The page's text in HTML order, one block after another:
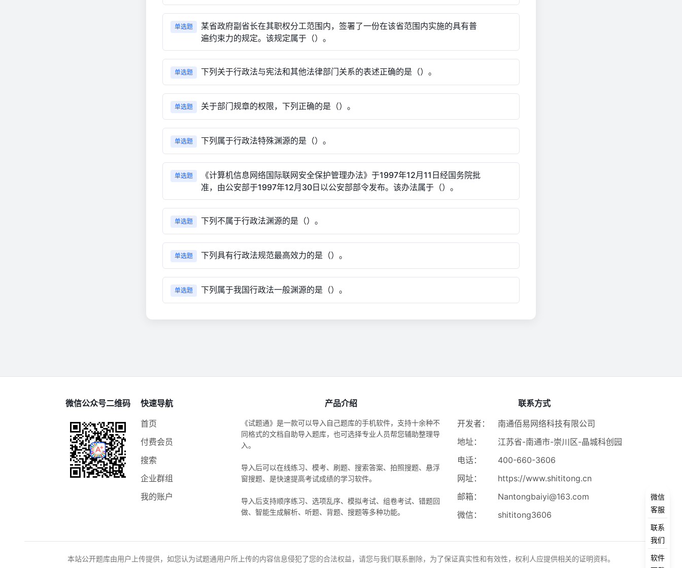
单选题
某省政府副省长在其职权分工范围内，签署了一份在该省范围内实施的具有普
遍约束力的规定。该规定属于（）。
单选题 下列关于行政法与宪法和其他法律部门关系的表述正确的是（）。
单选题 关于部门规章的权限，下列正确的是（）。
单选题 下列属于行政法特殊渊源的是（）。
单选题
《计算机信息网络国际联网安全保护管理办法》于1997年12月11日经国务院批
准，由公安部于1997年12月30日以公安部部令发布。该办法属于（）。
单选题 下列不属于行政法渊源的是（）。
单选题 下列具有行政法规范最高效力的是（）。
单选题 下列属于我国行政法一般渊源的是（）。
微信公众号二维码
快速导航
首页
付费会员
搜索
企业群组
我的账户
产品介绍
《试题通》是一款可以导入自己题库的手机软件，支持十余种不
同格式的文档自助导入题库，也可选择专业人员帮您辅助整理导
入。
导入后可以在线练习、模考、刷题、搜索答案、拍照搜题、悬浮
窗搜题、是快速提高考试成绩的学习软件。
导入后支持顺序练习、选项乱序、模拟考试、组卷考试、错题回
做、智能生成解析、听题、背题、搜题等多种功能。
联系方式
开发者：
南通佰易网络科技有限公司
地址：
江苏省-南通市-崇川区-晶城科创园
电话：
400-660-3606
网址：
https://www.shititong.cn
邮箱：
Nantongbaiyi@163.com
微信：
shititong3606
本站公开题库由用户上传提供，如您认为试题通用户所上传的内容信息侵犯了您的合法权益，请您与我们联系删除，为了保证真实性和有效性，权利人应提供相关的证明资料。
微信
客服
联系
我们
软件